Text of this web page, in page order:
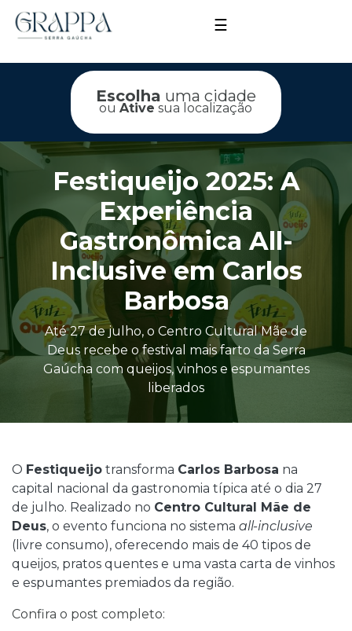
☰
Escolha uma cidade
ouAtive sua localização
Festiqueijo 2025: A
Experiência
Gastronômica All-
Inclusive em Carlos
Barbosa
Até 27 de julho, o Centro Cultural Mãe de
Deus recebe o festival mais farto da Serra
Gaúcha com queijos, vinhos e espumantes
liberados
O Festiqueijo transforma Carlos Barbosa na
capital nacional da gastronomia típica até o dia 27
de julho. Realizado no Centro Cultural Mãe de
Deus, o evento funciona no sistema all-inclusive
(livre consumo), oferecendo mais de 40 tipos de
queijos, pratos quentes e uma vasta carta de vinhos
e espumantes premiados da região.
Confira o post completo: